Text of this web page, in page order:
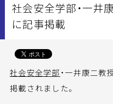
社会安全学部・一
に記事掲載
社会安全学部 ・一井康二教
掲載されました。